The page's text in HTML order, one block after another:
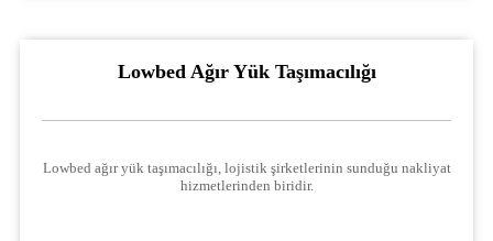
Lowbed Ağır Yük Taşımacılığı
Lowbed ağır yük taşımacılığı, lojistik şirketlerinin sunduğu nakliyat
hizmetlerinden biridir.